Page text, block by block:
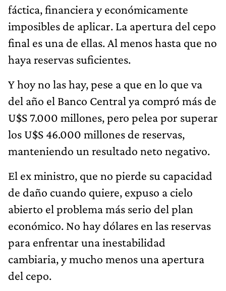
fáctica, financiera y económicamente
imposibles de aplicar. La apertura del cepo
final es una de ellas. Al menos hasta que no
haya reservas suficientes.
Y hoy no las hay, pese a que en lo que va
del año el Banco Central ya compró más de
U$S 7.000 millones, pero pelea por superar
los U$S 46.000 millones de reservas,
manteniendo un resultado neto negativo.
El ex ministro, que no pierde su capacidad
de daño cuando quiere, expuso a cielo
abierto el problema más serio del plan
económico. No hay dólares en las reservas
para enfrentar una inestabilidad
cambiaria, y mucho menos una apertura
del cepo.